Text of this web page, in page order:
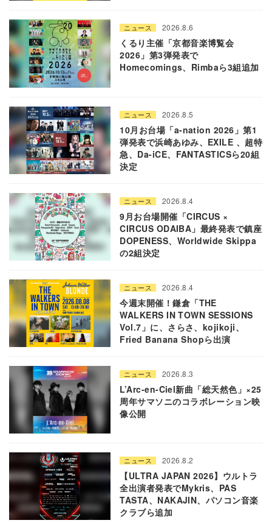
ニュース 2026.8.6
くるり主催「京都音楽博覧会
2026」第3弾発表で
Homecomings、Rimbaら3組追加
ニュース 2026.8.5
10月お台場「a-nation 2026」第1
弾発表で浜崎あゆみ、EXILE 、超特
急、Da-iCE、FANTASTICSら20組
決定
ニュース 2026.8.4
9月お台場開催「CIRCUS ×
CIRCUS ODAIBA」最終発表で鎮座
DOPENESS、Worldwide Skippa
の2組決定
ニュース 2026.8.4
今週末開催！鎌倉「THE
WALKERS IN TOWN SESSIONS
Vol.7」に、さらさ、kojikoji、
Fried Banana Shopら出演
ニュース 2026.8.3
L’Arc-en-Ciel新曲「総天然色」×25
周年サマソニのコラボレーション映
像公開
ニュース 2026.8.2
【ULTRA JAPAN 2026】ウルトラ
全出演者発表でMykris、PAS
TASTA、NAKAJIN、パソコン音楽
クラブら追加